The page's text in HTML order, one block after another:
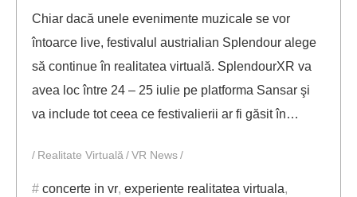
Chiar dacă unele evenimente muzicale se vor
întoarce live, festivalul austrialian Splendour alege
să continue în realitatea virtuală. SplendourXR va
avea loc între 24 – 25 iulie pe platforma Sansar şi
va include tot ceea ce festivalierii ar fi găsit în…
Realitate Virtuală VR News
concerte in vr, experiente realitatea virtuala,